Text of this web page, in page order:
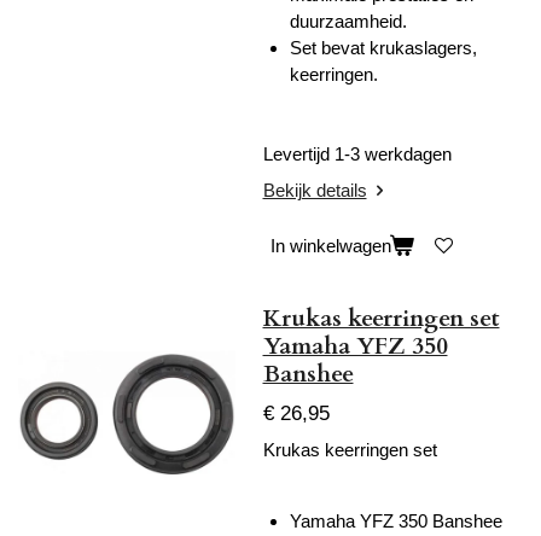
duurzaamheid.
Set bevat krukaslagers,
keerringen.
Levertijd 1-3 werkdagen
Bekijk details
In winkelwagen
Krukas keerringen set
Yamaha YFZ 350
Banshee
€ 26,95
Krukas keerringen set
Yamaha YFZ 350 Banshee